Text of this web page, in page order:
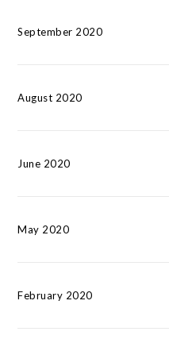
September 2020
August 2020
June 2020
May 2020
February 2020